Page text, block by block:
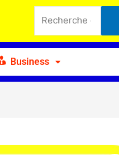
pour :
Business